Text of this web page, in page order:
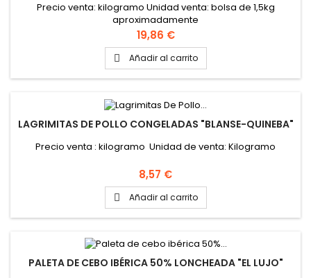
Precio venta: kilogramo Unidad venta: bolsa de 1,5kg
aproximadamente
Precio
19,86 €
 Añadir al carrito
LAGRIMITAS DE POLLO CONGELADAS "BLANSE-QUINEBA"
Precio venta : kilogramo Unidad de venta: Kilogramo
Precio
8,57 €
 Añadir al carrito
PALETA DE CEBO IBÉRICA 50% LONCHEADA "EL LUJO"